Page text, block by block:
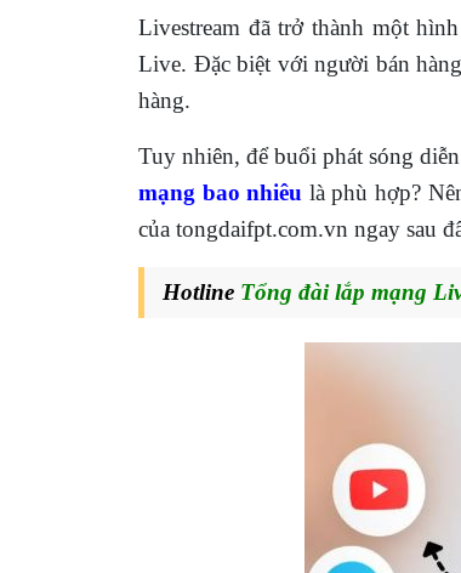
Livestream đã trở thành một
Live. Đặc biệt với người bán
hàng.
Tuy nhiên, để buổi phát sóng
mạng bao nhiêu là phù hợp?
của tongdaifpt.com.vn ngay sau
Hotline Tổng đài lắp mạng